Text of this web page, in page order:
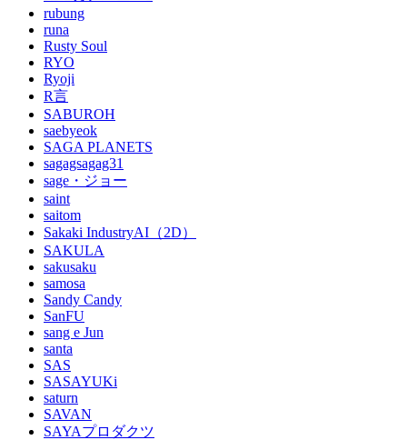
rubung
runa
Rusty Soul
RYO
Ryoji
R言
SABUROH
saebyeok
SAGA PLANETS
sagagsagag31
sage・ジョー
saint
saitom
Sakaki IndustryAI（2D）
SAKULA
sakusaku
samosa
Sandy Candy
SanFU
sang e Jun
santa
SAS
SASAYUKi
saturn
SAVAN
SAYAプロダクツ